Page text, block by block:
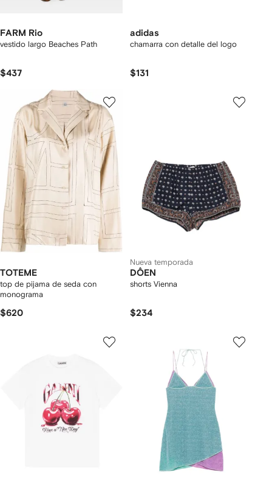
FARM Rio
vestido largo Beaches Path
$437
adidas
chamarra con detalle del logo
$131
TOTEME
top de pijama de seda con
monograma
$620
Nueva temporada
DÔEN
shorts Vienna
$234